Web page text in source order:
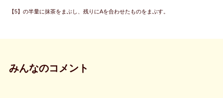
【5】の半量に抹茶をまぶし、残りにAを合わせたものをまぶす。
みんなのコメント